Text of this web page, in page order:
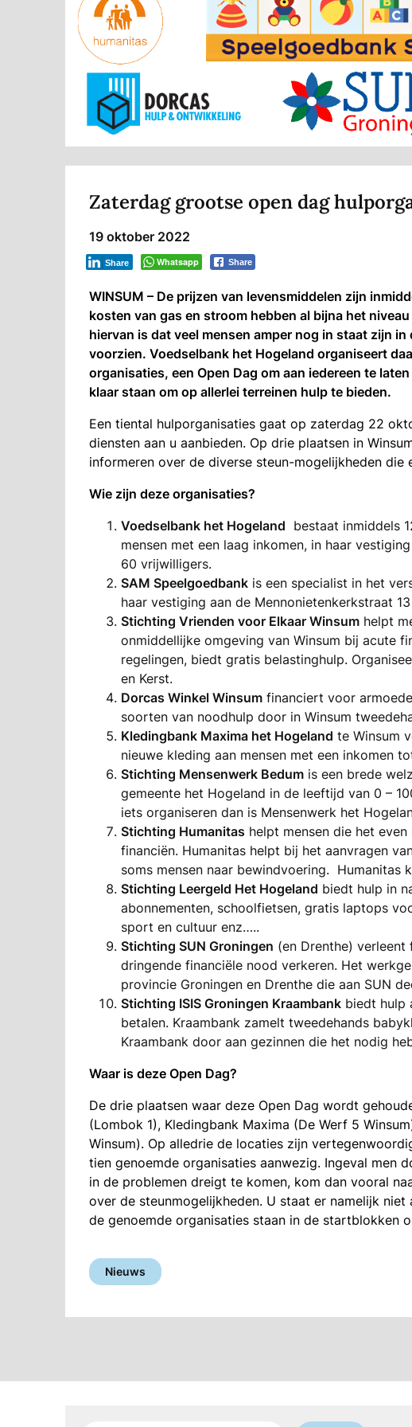
Zaterdag grootse open dag
19 oktober 2022
Whatsapp Share
Share
WINSUM – De prijzen van levensmiddelen zijn
kosten van gas en stroom hebben al bijna het
hiervan is dat veel mensen amper nog in staat zijn
voorzien. Voedselbank het Hogeland organiseert
organisaties, een Open Dag om aan iedereen te
klaar staan om op allerlei terreinen hulp te bieden.
Een tiental hulporganisaties gaat op zaterdag 22
diensten aan u aanbieden. Op drie plaatsen in
informeren over de diverse steun-mogelijkheden die
Wie zijn deze organisaties?
Voedselbank het Hogeland bestaat inmiddels
mensen met een laag inkomen, in haar
60 vrijwilligers.
SAM Speelgoedbank is een specialist in het
haar vestiging aan de Mennonietenkerkstraat
Stichting Vrienden voor Elkaar Winsum helpt
onmiddellijke omgeving van Winsum bij acute
regelingen, biedt gratis belastinghulp.
en Kerst.
Dorcas Winkel Winsum financiert voor
soorten van noodhulp door in Winsum
Kledingbank Maxima het Hogeland te Winsum
nieuwe kleding aan mensen met een inkomen
Stichting Mensenwerk Bedum is een brede
gemeente het Hogeland in de leeftijd van 0 –
iets organiseren dan is Mensenwerk het
Stichting Humanitas helpt mensen die het
financiën. Humanitas helpt bij het aanvragen
soms mensen naar bewindvoering. Humanitas
Stichting Leergeld Het Hogeland biedt hulp in
abonnementen, schoolfietsen, gratis laptops
sport en cultuur enz…..
Stichting SUN Groningen (en Drenthe) verleent
dringende financiële nood verkeren. Het
provincie Groningen en Drenthe die aan SUN
Stichting ISIS Groningen Kraambank biedt hulp
betalen. Kraambank zamelt tweedehands
Kraambank door aan gezinnen die het nodig
Waar is deze Open Dag?
De drie plaatsen waar deze Open Dag wordt
(Lombok 1), Kledingbank Maxima (De Werf 5
Winsum). Op alledrie de locaties zijn
tien genoemde organisaties aanwezig. Ingeval men
in de problemen dreigt te komen, kom dan vooral
over de steunmogelijkheden. U staat er namelijk
de genoemde organisaties staan in de startblokken
Nieuws